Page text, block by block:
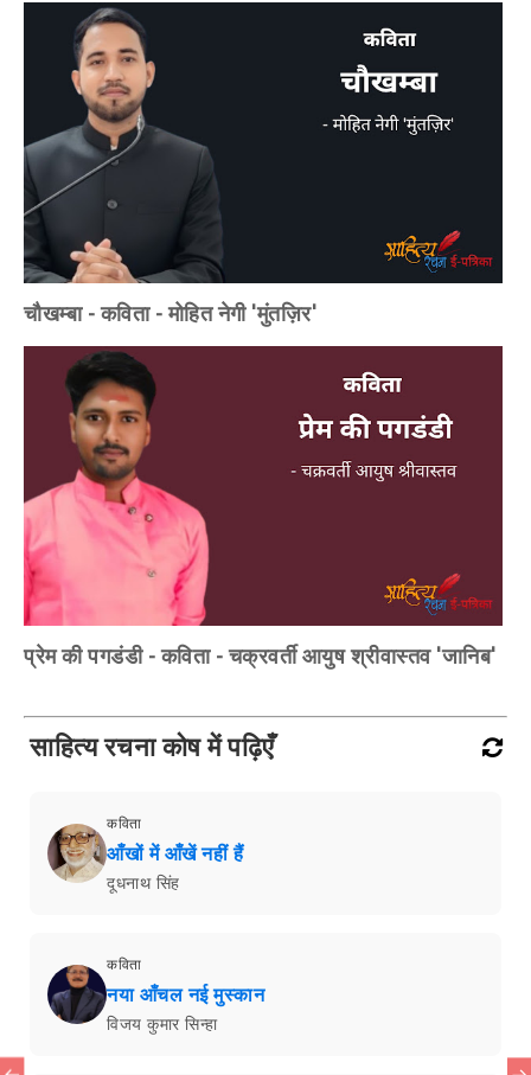
चौखम्बा - कविता - मोहित नेगी 'मुंतज़िर'
प्रेम की पगडंडी - कविता - चक्रवर्ती आयुष श्रीवास्तव 'जानिब'
साहित्य रचना कोष में पढ़िएँ
कविता
आँखों में आँखें नहीं हैं
दूधनाथ सिंह
कविता
नया आँचल नई मुस्कान
विजय कुमार सिन्हा